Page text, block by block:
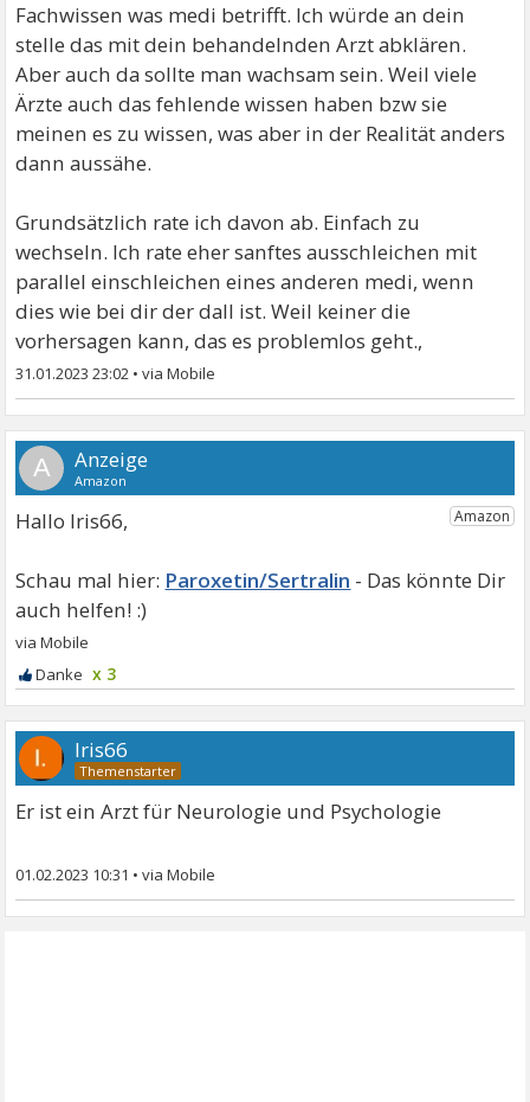
Fachwissen was medi betrifft. Ich würde an dein
stelle das mit dein behandelnden Arzt abklären.
Aber auch da sollte man wachsam sein. Weil viele
Ärzte auch das fehlende wissen haben bzw sie
meinen es zu wissen, was aber in der Realität anders
dann aussähe.
Grundsätzlich rate ich davon ab. Einfach zu
wechseln. Ich rate eher sanftes ausschleichen mit
parallel einschleichen eines anderen medi, wenn
dies wie bei dir der dall ist. Weil keiner die
vorhersagen kann, das es problemlos geht.,
31.01.2023 23:02 •
A
Hallo Iris66,
Paroxetin/Sertralin
x 3
Iris66
Er ist ein Arzt für Neurologie und Psychologie
01.02.2023 10:31 •